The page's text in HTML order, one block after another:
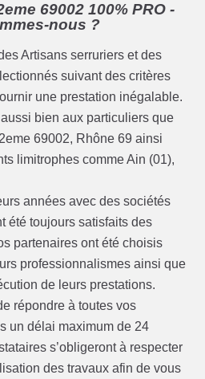
69002 100% PRO -
nous ?
Artisans serruriers et des
suivant des critères
une prestation inégalable.
bien aux particuliers que
69002, Rhône 69 ainsi
limitrophes comme Ain (01),
années avec des sociétés
été toujours satisfaits des
partenaires ont été choisis
professionnalismes ainsi que
de leurs prestations.
répondre à toutes vos
un délai maximum de 24
s’obligeront à respecter
des travaux afin de vous